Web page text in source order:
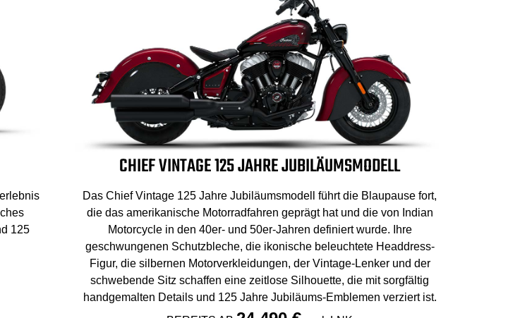
125
CHIEF VINTAGE 125 JAHRE JUBILÄUMSMODELL
Das Chief Vintage 125 Jahre Jubiläumsmodell führt die Blaupause fort,
die das amerikanische Motorradfahren geprägt hat und die von Indian
Motorcycle in den 40er- und 50er-Jahren definiert wurde. Ihre
geschwungenen Schutzbleche, die ikonische beleuchtete Headdress-
Figur, die silbernen Motorverkleidungen, der Vintage-Lenker und der
schwebende Sitz schaffen eine zeitlose Silhouette, die mit sorgfältig
handgemalten Details und 125 Jahre Jubiläums-Emblemen verziert ist.